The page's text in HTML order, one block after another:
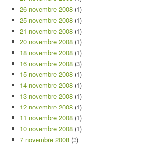
26 novembre 2008 (1)
25 novembre 2008 (1)
21 novembre 2008 (1)
20 novembre 2008 (1)
18 novembre 2008 (1)
16 novembre 2008 (3)
15 novembre 2008 (1)
14 novembre 2008 (1)
13 novembre 2008 (1)
12 novembre 2008 (1)
11 novembre 2008 (1)
10 novembre 2008 (1)
7 novembre 2008 (3)